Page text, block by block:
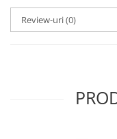
Review-uri(0)